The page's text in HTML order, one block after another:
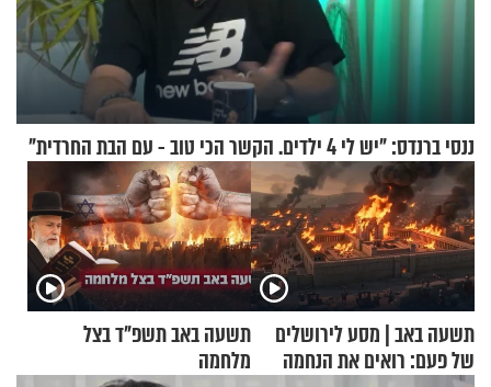
ננסי ברנדס: "יש לי 4 ילדים. הקשר הכי טוב - עם הבת החרדית"
תשעה באב | מסע לירושלים
של פעם: רואים את הנחמה
תשעה באב תשפ"ד בצל
מלחמה